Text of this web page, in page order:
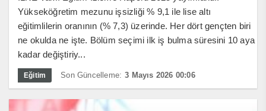
Yükseköğretim mezunu işsizliği % 9,1 ile lise altı
eğitimlilerin oranının (% 7,3) üzerinde. Her dört gençten biri
ne okulda ne işte. Bölüm seçimi ilk iş bulma süresini 10 aya
kadar değiştiriy...
Eğitim Son Güncelleme: 3 Mayıs 2026 00:06